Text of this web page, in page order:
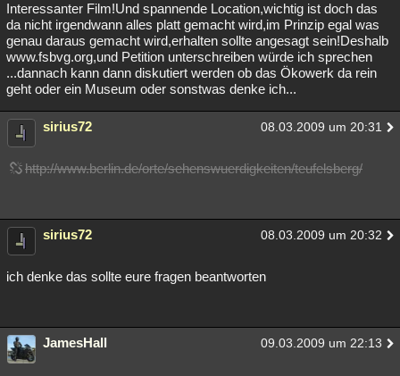
Interessanter Film!Und spannende Location,wichtig ist doch das
da nicht irgendwann alles platt gemacht wird,im Prinzip egal was
genau daraus gemacht wird,erhalten sollte angesagt sein!Deshalb
www.fsbvg.org,und Petition unterschreiben würde ich sprechen
...dannach kann dann diskutiert werden ob das Ökowerk da rein
geht oder ein Museum oder sonstwas denke ich...
sirius72 08.03.2009 um 20:31
http://www.berlin.de/orte/sehenswuerdigkeiten/teufelsberg/
sirius72 08.03.2009 um 20:32
ich denke das sollte eure fragen beantworten
JamesHall 09.03.2009 um 22:13